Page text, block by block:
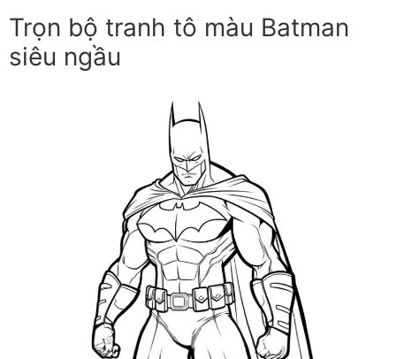
Trọn bộ tranh tô màu Batman
siêu ngầu